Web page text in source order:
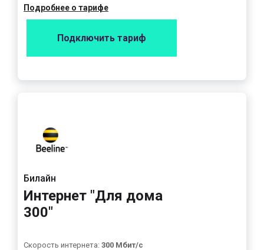
Подробнее о тарифе
Подключить тариф
Билайн
Интернет "Для дома
300"
Скорость интернета: 300 Мбит/с